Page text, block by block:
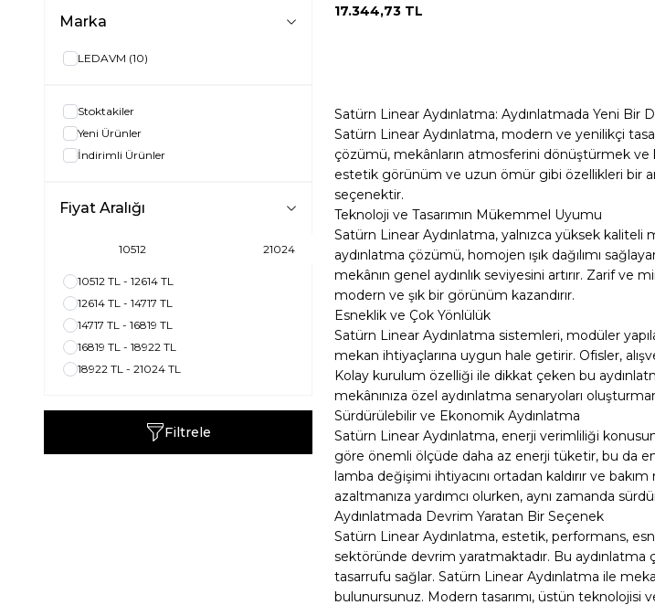
Marka
LEDAVM (10)
Stoktakiler
Yeni Ürünler
İndirimli Ürünler
Fiyat Aralığı
10512 TL - 12614 TL
12614 TL - 14717 TL
14717 TL - 16819 TL
16819 TL - 18922 TL
18922 TL - 21024 TL
Filtrele
17.344,73 TL
Satürn Linear Aydınlatma: Aydınlatmada Yeni Bir
Satürn Linear Aydınlatma, modern ve yenilikçi
çözümü, mekânların atmosferini dönüştürmek ve
estetik görünüm ve uzun ömür gibi özellikleri bir
seçenektir.
Teknoloji ve Tasarımın Mükemmel Uyumu
Satürn Linear Aydınlatma, yalnızca yüksek
aydınlatma çözümü, homojen ışık dağılımı
mekânın genel aydınlık seviyesini artırır. Zarif
modern ve şık bir görünüm kazandırır.
Esneklik ve Çok Yönlülük
Satürn Linear Aydınlatma sistemleri, modüler
mekan ihtiyaçlarına uygun hale getirir. Ofisler,
Kolay kurulum özelliği ile dikkat çeken bu
mekânınıza özel aydınlatma senaryoları
Sürdürülebilir ve Ekonomik Aydınlatma
Satürn Linear Aydınlatma, enerji verimliliği
göre önemli ölçüde daha az enerji tüketir, bu da
lamba değişimi ihtiyacını ortadan kaldırır ve
azaltmanıza yardımcı olurken, aynı zamanda
Aydınlatmada Devrim Yaratan Bir Seçenek
Satürn Linear Aydınlatma, estetik, performans,
sektöründe devrim yaratmaktadır. Bu aydınlatma
tasarrufu sağlar. Satürn Linear Aydınlatma ile
bulunursunuz. Modern tasarımı, üstün teknolojisi